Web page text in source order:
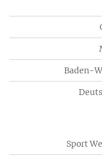
Baden-
Sport